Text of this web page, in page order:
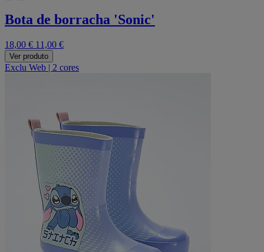
Bota de borracha 'Sonic'
18,00 € 11,00 €
Ver produto
Exclu Web | 2 cores